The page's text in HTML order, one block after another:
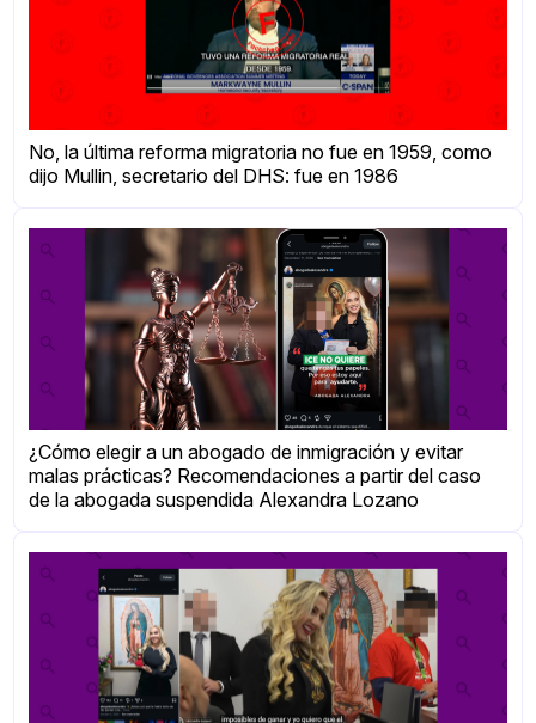
No, la última reforma migratoria no fue en 1959, como
dijo Mullin, secretario del DHS: fue en 1986
¿Cómo elegir a un abogado de inmigración y evitar
malas prácticas? Recomendaciones a partir del caso
de la abogada suspendida Alexandra Lozano